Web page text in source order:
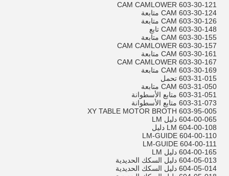
603-30-121 CAM CAMLOWER
603-30-124 CAM متابعة
603-30-126 CAM متابعة
603-30-148 CAM تابع
603-30-155 CAM متابعة
603-30-157 CAM CAMLOWER
603-30-161 CAM متابعة
603-30-167 CAM CAMLOWER
603-30-169 CAM متابعة
603-31-015 تحمل
603-31-050 CAM متابعة
603-31-051 متابع الأسطوانة
603-31-073 متابع الأسطوانة
603-95-005 XY TABLE MOTOR BROTH
604-00-065 دليل LM
604-00-108 LM دليل
604-00-110 LM-GUIDE
604-00-111 LM-GUIDE
604-00-165 دليل LM
604-05-013 دليل السكك الحديدية
604-05-014 دليل السكك الحديدية